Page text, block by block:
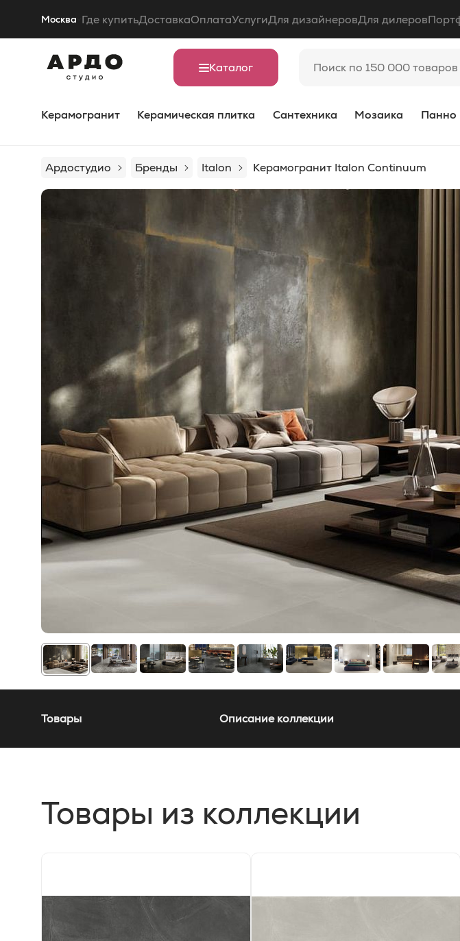
Москва Где купитьДоставкаОплатаУслугиДля дизайнеровДля дилеров
Каталог
Керамогранит Керамическая плитка Сантехника Мозаика Панно
Ардостудио Бренды Italon Керамогранит Italon Continuum
Товары Описание коллекции
Товары из коллекции